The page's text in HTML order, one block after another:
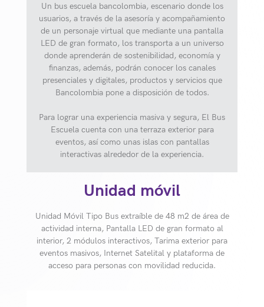
Un bus escuela bancolombia, escenario donde los
usuarios, a través de la asesoría y acompañamiento
de un personaje virtual que mediante una pantalla
LED de gran formato, los transporta a un universo
donde aprenderán de sostenibilidad, economía y
finanzas, además, podrán conocer los canales
presenciales y digitales, productos y servicios que
Bancolombia pone a disposición de todos.
Para lograr una experiencia masiva y segura, El Bus
Escuela cuenta con una terraza exterior para
eventos, así como unas islas con pantallas
interactivas alrededor de la experiencia.
Unidad móvil
Unidad Móvil Tipo Bus extraíble de 48 m2 de área de
actividad interna, Pantalla LED de gran formato al
interior, 2 módulos interactivos, Tarima exterior para
eventos masivos, Internet Satelital y plataforma de
acceso para personas con movilidad reducida.